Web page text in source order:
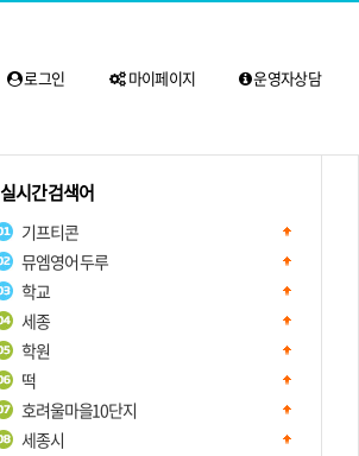
로그인 마이페이지 운영자상담
실시간 검색어
기프티콘
뮤엠영어 두루
학교
세종
학원
떡
호려울마을10단지
세종시